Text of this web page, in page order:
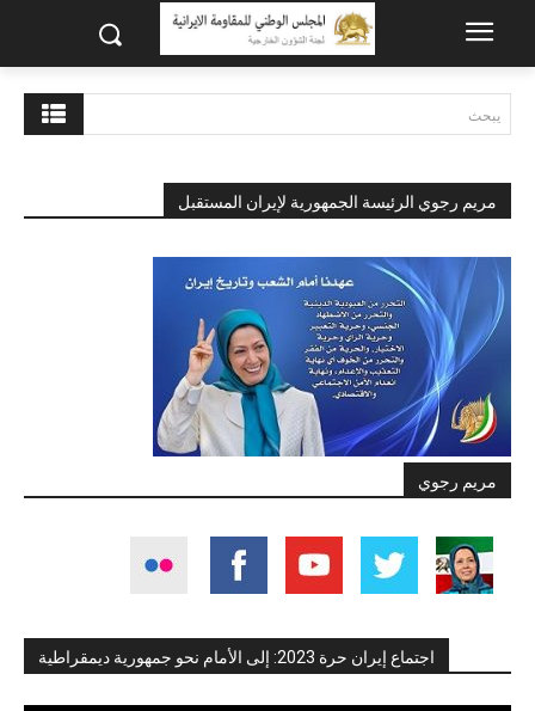
يبحث
مريم رجوي الرئيسة الجمهورية لإيران المستقبل
مريم رجوي
اجتماع إيران حرة 2023: إلى الأمام نحو جمهورية ديمقراطية